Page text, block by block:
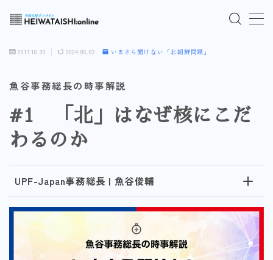
ご入会はこちら
ログインはこちら
「HEIWATAISHI:online」について
プライバシーポリシー
お問い合わせ
2017.10.20 2024.06.02 いまさら聞けない「北朝鮮問題」
魚谷事務総長の時事解説
#1 「北」はなぜ核にこだ
わるのか
UPF-Japan事務総長 | 魚谷俊輔